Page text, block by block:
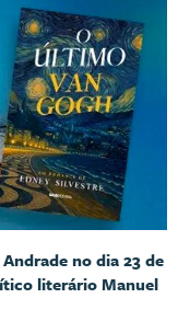
no dia 23 de
literário Manuel